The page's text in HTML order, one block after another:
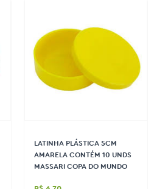
LATINHA PLÁSTICA 5CM
AMARELA CONTÉM 10 UNDS
MASSARI COPA DO MUNDO